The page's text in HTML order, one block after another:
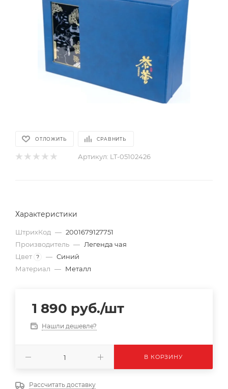
ОТЛОЖИТЬ СРАВНИТЬ
Артикул: LT-05102426
Характеристики
ШтрихКод — 2001679127751
Производитель — Легенда чая
Цвет ? — Синий
Материал — Металл
1 890 руб./шт
Нашли дешевле?
В КОРЗИНУ
Рассчитать доставку